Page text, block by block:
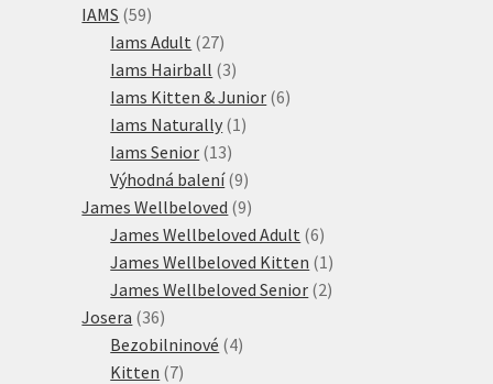
IAMS 5959
produktů
Iams Adult 2727
produktů
Iams Hairball 33
produkty
Iams Kitten & Junior 66
Iams Naturally 1 1
Iams Senior 1313
produktů
Výhodná balení 99
produktů
James Wellbeloved 99
produktů
James Wellbeloved Adult 66
produktů
James Wellbeloved Kitten 1 1
produkt
James Wellbeloved Senior 22
Josera 3636
produktů
Bezobilninové 44
Kitten 77